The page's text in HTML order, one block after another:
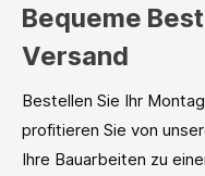
Bequeme
Versand
Bestellen Sie Ihr
profitieren Sie von
Ihre Bauarbeiten zu